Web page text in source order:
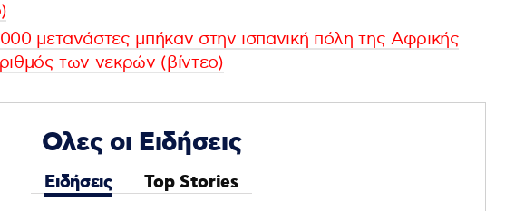
μετανάστες μπήκαν στην ισπανική πόλη της Αφρικής
των νεκρών (βίντεο)
Ολες οι Ειδήσεις
Ειδήσεις Top Stories